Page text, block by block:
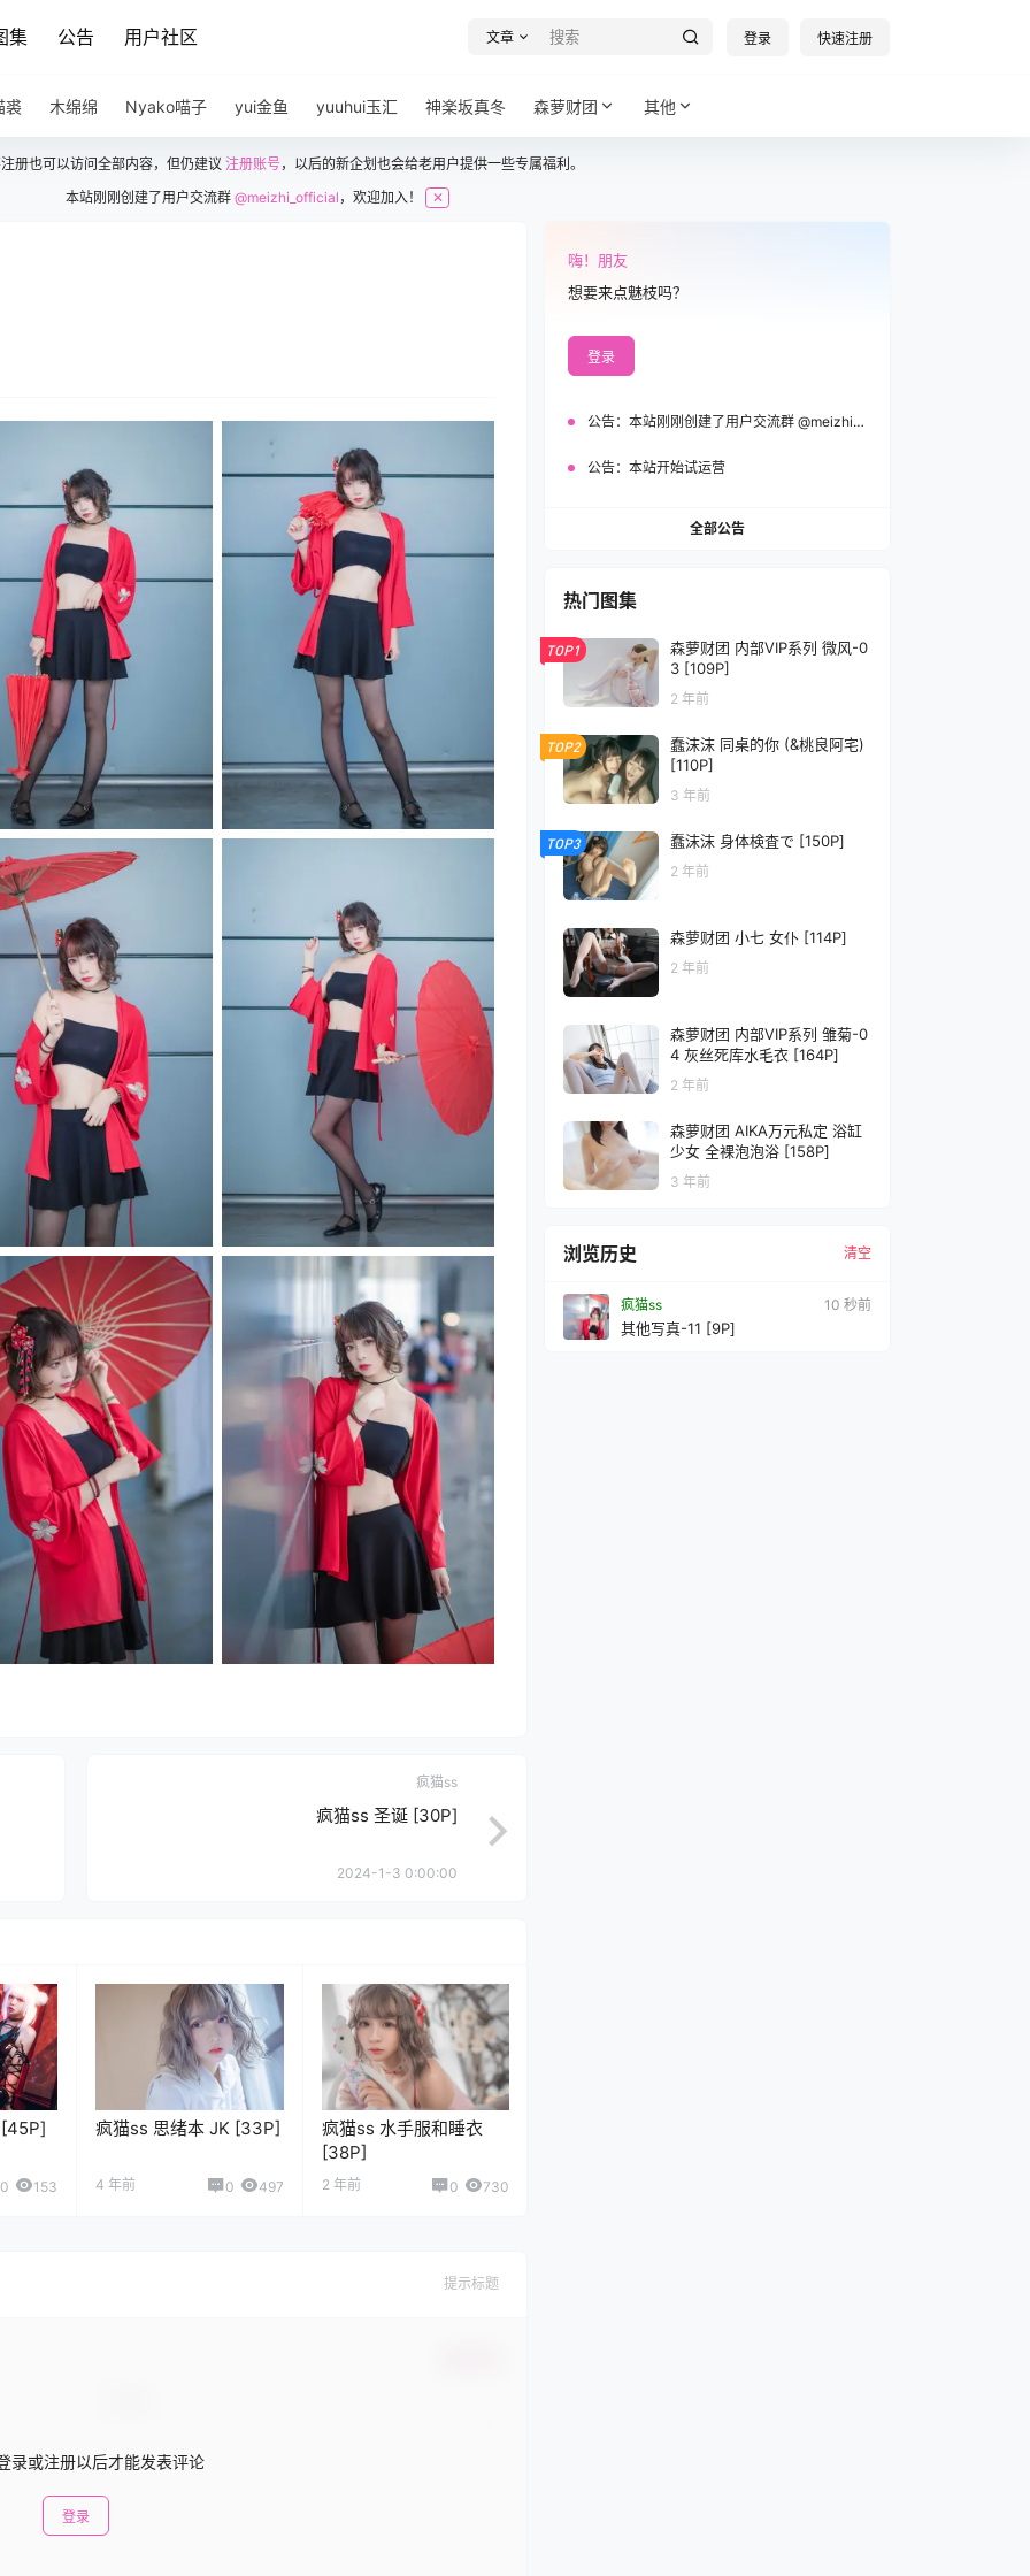
集 公告 用户社区 文章 登录 快速注册
裘 木绵绵 Nyako喵子 yui金鱼 yuuhui玉汇 神楽坂真冬 森萝财团 其他
册也可以访问全部内容，但仍建议 注册账号，以后的新企划也会给老用户提供一些专属福利。
本站刚刚创建了用户交流群@meizhi_official ，欢迎加入！ ✕
疯猫ss
疯猫ss 圣诞 [30P]
2024-1-3 0:00:00
0 153
疯猫ss 思绪本 JK [33P]
4 年前 0 497
疯猫ss 水手服和睡衣
[38P]
2 年前 0 730
提示标题
录或注册以后才能发表评论
登录
嗨！朋友
想要来点魅枝吗？
登录
公告： 本站刚刚创建了用户交流群 @meizhi_official，欢迎加入！
公告： 本站开始试运营
全部公告
热门图集
TOP1
森萝财团 内部VIP系列 微风-0
3 [109P]
2 年前
TOP2
蠢沫沫 同桌的你 (&桃良阿宅)
[110P]
3 年前
TOP3 蠢沫沫 身体検査で [150P]
2 年前
森萝财团 小七 女仆 [114P]
2 年前
森萝财团 内部VIP系列 雏菊-0
4 灰丝死库水毛衣 [164P]
2 年前
森萝财团 AIKA万元私定 浴缸
少女 全裸泡泡浴 [158P]
3 年前
浏览历史 清空
疯猫ss 11 秒前
其他写真-11 [9P]